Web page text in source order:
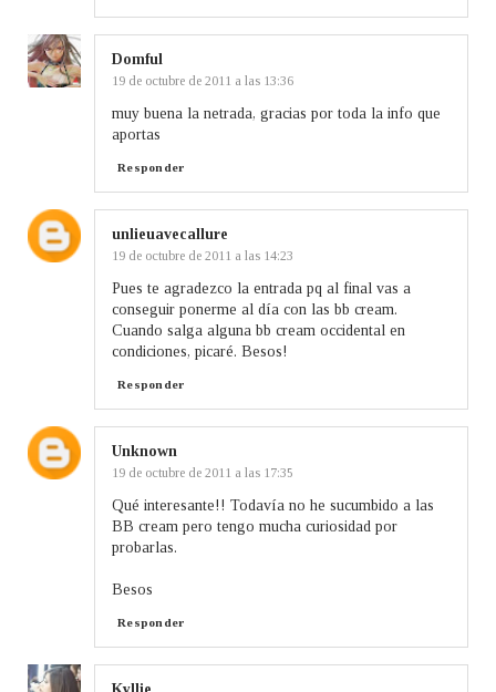
Domful
19 de octubre de 2011 a las 13:36
muy buena la netrada, gracias por toda la info que
aportas
Responder
unlieuavecallure
19 de octubre de 2011 a las 14:23
Pues te agradezco la entrada pq al final vas a
conseguir ponerme al día con las bb cream.
Cuando salga alguna bb cream occidental en
condiciones, picaré. Besos!
Responder
Unknown
19 de octubre de 2011 a las 17:35
Qué interesante!! Todavía no he sucumbido a las
BB cream pero tengo mucha curiosidad por
probarlas.
Besos
Responder